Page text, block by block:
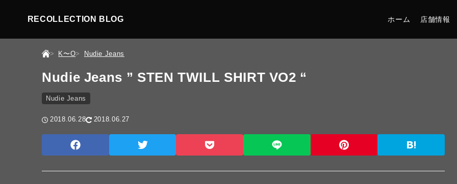
RECOLLECTION BLOG ホーム 店舗情報
K〜O Nudie Jeans
Nudie Jeans ” STEN TWILL SHIRT VO2 “
Nudie Jeans
2018.06.28 2018.06.27